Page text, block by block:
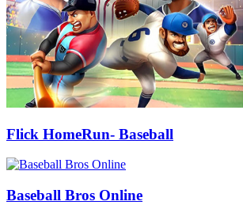
Flick HomeRun- Baseball
Baseball Bros Online